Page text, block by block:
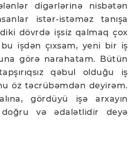
digərlərinə nisbətən
istər-istəməz tanışa
dövrdə işsiz qalmaq çox
işdən çıxsam, yeni bir iş
görə narahatam. Bütün
qəbul olduğu iş
öz təcrübəmdən deyirəm.
gördüyü işə arxayın
doğru və ədalətlidir deyə